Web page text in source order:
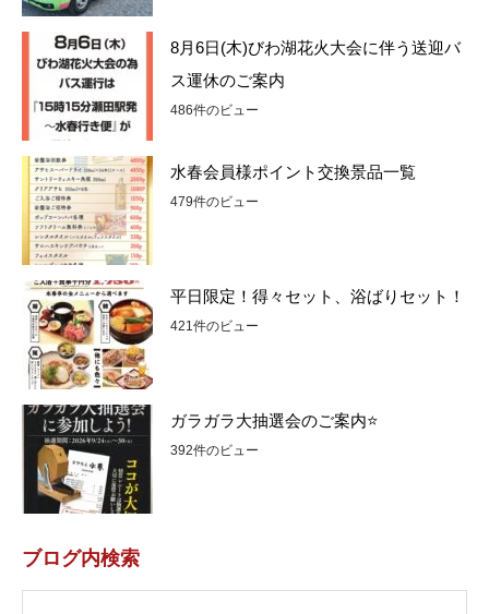
8月6日(木)びわ湖花火大会に伴う送迎バ
ス運休のご案内
486件のビュー
水春会員様ポイント交換景品一覧
479件のビュー
平日限定！得々セット、浴ばりセット！
421件のビュー
ガラガラ大抽選会のご案内⭐
392件のビュー
ブログ内検索